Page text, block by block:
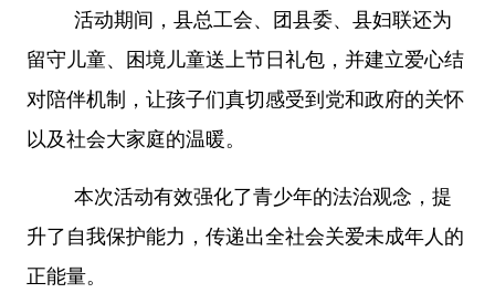
活动期间，县总工会、团县委、县妇联还为
留守儿童、困境儿童送上节日礼包，并建立爱心结
对陪伴机制，让孩子们真切感受到党和政府的关怀
以及社会大家庭的温暖。
本次活动有效强化了青少年的法治观念，提
升了自我保护能力，传递出全社会关爱未成年人的
正能量。